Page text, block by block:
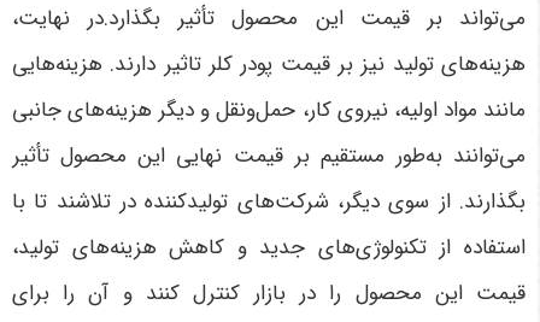
می‌تواند بر قیمت این محصول تأثیر بگذارد.در نهایت،
هزینه‌های تولید نیز بر قیمت پودر کلر تاثیر دارند. هزینه‌هایی
مانند مواد اولیه، نیروی کار، حمل‌ونقل و دیگر هزینه‌های جانبی
می‌توانند به‌طور مستقیم بر قیمت نهایی این محصول تأثیر
بگذارند. از سوی دیگر، شرکت‌های تولیدکننده در تلاشند تا با
استفاده از تکنولوژی‌های جدید و کاهش هزینه‌های تولید،
قیمت این محصول را در بازار کنترل کنند و آن را برای